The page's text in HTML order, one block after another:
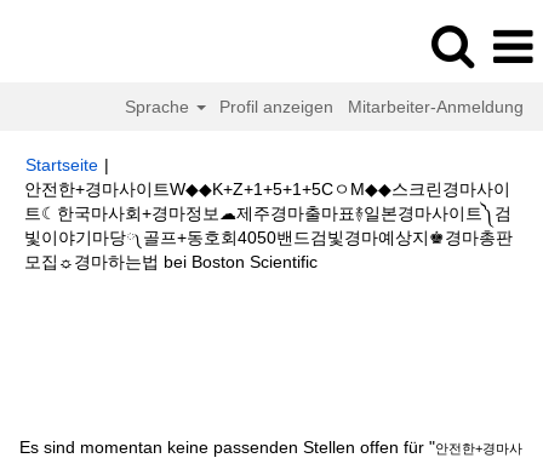
Sprache Profil anzeigen Mitarbeiter-Anmeldung
Startseite |
안전한+경마사이트W◆◆K+Z+1+5+1+5CㅇM◆◆스크린경마사이
트☾한국마사회+경마정보☁제주경마출마표࿈일본경마사이트༽검
빛이야기마당༾골프+동호회4050밴드검빛경마예상지♚경마총판
모집☼경마하는법 bei Boston Scientific(aktuelle
Es sind momentan keine passenden Stellen offen für "안전한+경마사